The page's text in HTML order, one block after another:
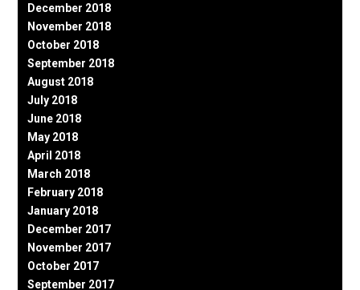
December 2018
November 2018
October 2018
September 2018
August 2018
July 2018
June 2018
May 2018
April 2018
March 2018
February 2018
January 2018
December 2017
November 2017
October 2017
September 2017